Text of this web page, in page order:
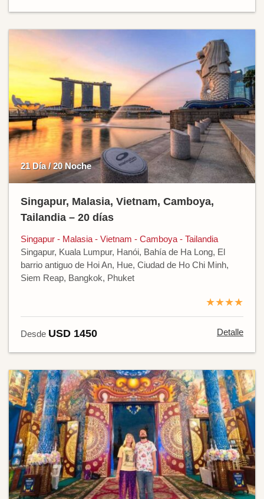
21 Día / 20 Noche
Singapur, Malasia, Vietnam, Camboya,
Tailandia – 20 días
Singapur - Malasia - Vietnam - Camboya - Tailandia
Singapur, Kuala Lumpur, Hanói, Bahía de Ha Long, El
barrio antiguo de Hoi An, Hue, Ciudad de Ho Chi Minh,
Siem Reap, Bangkok, Phuket
★★★★
Desde USD 1450 Detalle